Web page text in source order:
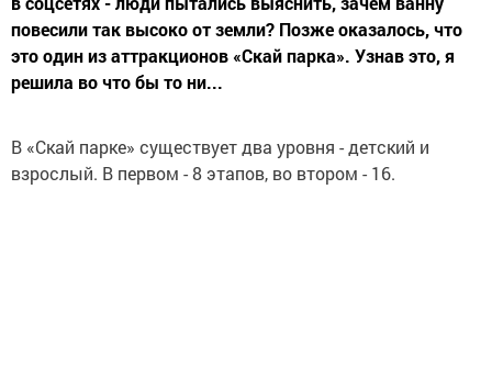
повесили так высоко от земли? Позже оказалось, что
это один из аттракционов «Скай парка». Узнав это, я
решила во что бы то ни...
В «Скай парке» существует два уровня - детский и
взрослый. В первом - 8 этапов, во втором - 16.